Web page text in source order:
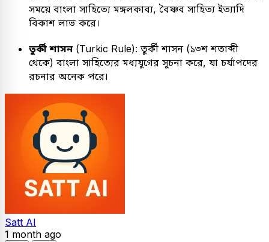
সময়ে বাংলা সাহিত্যে মঙ্গলকাব্য, বৈষ্ণব সাহিত্য ইত্যাদি
বিকাশ লাভ করে।
তুর্কী শাসন (Turkic Rule): তুর্কী শাসন (১৩শ শতাব্দী
থেকে) বাংলা সাহিত্যের মধ্যযুগের সূচনা করে, যা চর্যাপদের
রচনার অনেক পরে।
Satt AI
1 month ago